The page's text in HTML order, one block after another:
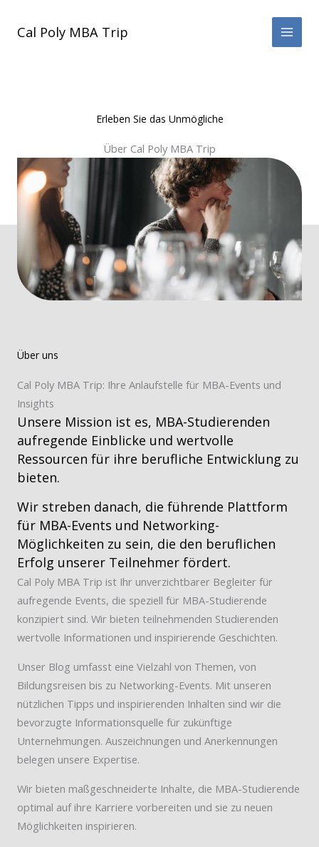
InhaltCal Poly MBA Trip
Erleben Sie das Unmögliche
Über Cal Poly MBA Trip
Über uns
Cal Poly MBA Trip: Ihre Anlaufstelle für MBA-Events und
Insights
Unsere Mission ist es, MBA-Studierenden
aufregende Einblicke und wertvolle
Ressourcen für ihre berufliche Entwicklung zu
bieten.
Wir streben danach, die führende Plattform
für MBA-Events und Networking-
Möglichkeiten zu sein, die den beruflichen
Erfolg unserer Teilnehmer fördert.
Cal Poly MBA Trip ist Ihr unverzichtbarer Begleiter für
aufregende Events, die speziell für MBA-Studierende
konzipiert sind. Wir bieten teilnehmenden Studierenden
wertvolle Informationen und inspirierende Geschichten.
Unser Blog umfasst eine Vielzahl von Themen, von
Bildungsreisen bis zu Networking-Events. Mit unseren
nützlichen Tipps und inspirierenden Inhalten sind wir die
bevorzugte Informationsquelle für zukünftige
Unternehmungen. Auszeichnungen und Anerkennungen
belegen unsere Expertise.
Wir bieten maßgeschneiderte Inhalte, die MBA-Studierende
optimal auf ihre Karriere vorbereiten und sie zu neuen
Möglichkeiten inspirieren.